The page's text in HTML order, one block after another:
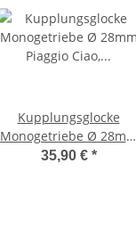
Kupplungsglocke
Monogetriebe Ø 28mm
Piaggio Ciao, Bravo,
35,90 € *